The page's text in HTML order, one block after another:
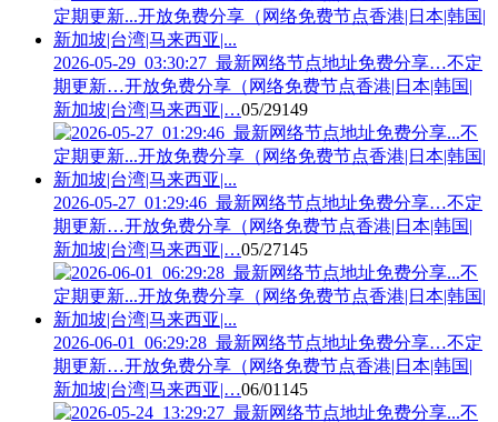
2026-05-29_03:30:27_最新网络节点地址免费分享…不定
期更新…开放免费分享（网络免费节点香港|日本|韩国|
新加坡|台湾|马来西亚|…05/29149
2026-05-27_01:29:46_最新网络节点地址免费分享…不定
期更新…开放免费分享（网络免费节点香港|日本|韩国|
新加坡|台湾|马来西亚|…05/27145
2026-06-01_06:29:28_最新网络节点地址免费分享…不定
期更新…开放免费分享（网络免费节点香港|日本|韩国|
新加坡|台湾|马来西亚|…06/01 145